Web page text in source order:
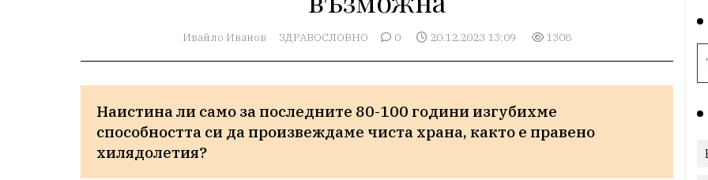
Ивайло Иванов ЗДРАВОСЛОВНО 0 20.12.2023 13:09 1308
Наистина ли само за последните 80-100 години изгубихме
способността си да произвеждаме чиста храна, както е правено
хилядолетия?